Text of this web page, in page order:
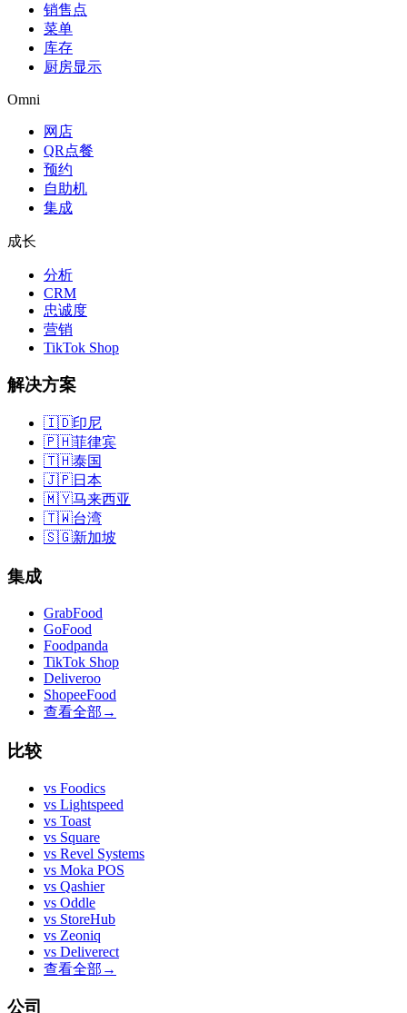
销售点
菜单
库存
厨房显示
Omni
网店
QR点餐
预约
自助机
集成
成长
分析
CRM
忠诚度
营销
TikTok Shop
解决方案
🇮🇩印尼
🇵🇭菲律宾
🇹🇭泰国
🇯🇵日本
🇲🇾马来西亚
🇹🇼台湾
🇸🇬新加坡
集成
GrabFood
GoFood
Foodpanda
TikTok Shop
Deliveroo
ShopeeFood
查看全部 →
比较
vs Foodics
vs Lightspeed
vs Toast
vs Square
vs Revel Systems
vs Moka POS
vs Qashier
vs Oddle
vs StoreHub
vs Zeoniq
vs Deliverect
查看全部 →
公司